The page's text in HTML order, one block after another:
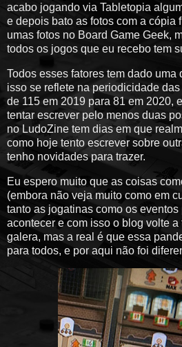
acabo jogando via Tabletopia
e depois bato as fotos com a cópia
umas fotos no Board Game Geek,
todos os jogos que eu recebo tem
Todos esses fatores tem dado uma
isso se reflete na periodicidade
de 115 em 2019 para 81 em 2020,
tentar escrever pelo menos duas
no LudoZine tem dias em que
como hoje tento escrever sobre
tenho novidades para trazer.
Eu espero muito que as coisas
(embora não veja muito como em
tanto as jogatinas como os
acontecer e com isso o blog volte
galera, mas a real é que essa
para todos, e por aqui não foi